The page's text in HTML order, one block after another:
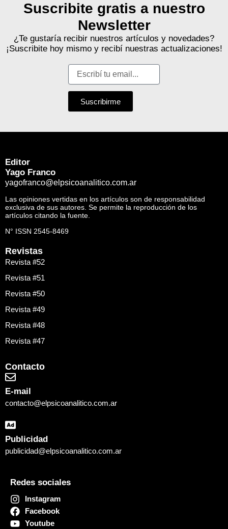
Suscribite gratis a nuestro
Newsletter
¿Te gustaría recibir nuestros artículos y novedades?
¡Suscribite hoy mismo y recibí nuestras actualizaciones!
Suscribirme
Editor
Yago Franco
yagofranco@elpsicoanalitico.com.ar
Las opiniones vertidas en los artículos son de responsabilidad
exclusiva de sus autores. Se permite la reproducción de los
artículos citando la fuente.
N° ISSN 2545-8469
Revistas
Revista #52
Revista #51
Revista #50
Revista #49
Revista #48
Revista #47
Contacto
E-mail
contacto@elpsicoanalitico.com.ar
Publicidad
publicidad@elpsicoanalitico.com.ar
Redes sociales
Instagram
Facebook
Youtube